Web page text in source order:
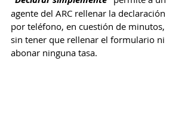
agente del ARC rellenar la declaración
por teléfono, en cuestión de minutos,
sin tener que rellenar el formulario ni
abonar ninguna tasa.